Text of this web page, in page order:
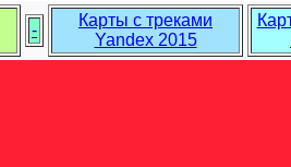
-
Карты с треками
Yandex 2015